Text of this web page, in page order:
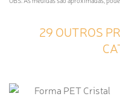
29 OUTROS